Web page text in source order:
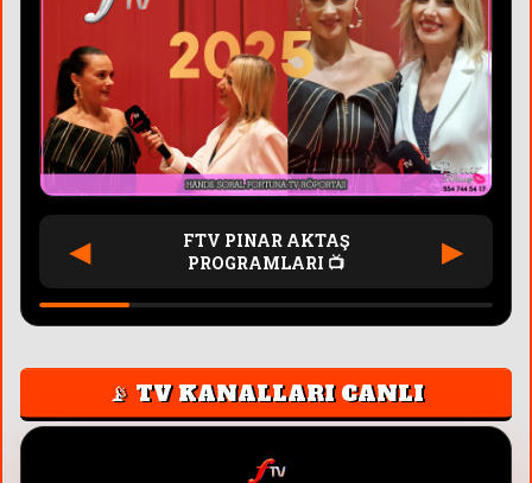
◀
FTV PINAR AKTAŞ
PROGRAMLARI 📺
▶
📡 TV KANALLARI CANLI